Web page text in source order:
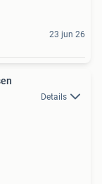
23 jun 26
Details